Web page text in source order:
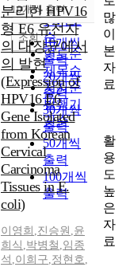
순
인기도
순
연도순
제목순
저자순
발행기
관순
내림차순
10개씩 출력
10개씩
출력
20개씩
출력
30개씩
출력
50개씩
출력
100개씩
출력
조회
분리한 HPV16
형 E6 유전자
의 대장균에서
의 발현
(Expression of
HPV16 E6
Gene Isolated
from Korean
Cervical
Carcinoma
Tissues in E.
coli)
이영희 ,진승원 ,윤
희식 ,박병철 ,임종
석 ,이희구,정현호,
많
이
본
자
료
활
용
도
높
은
자
료